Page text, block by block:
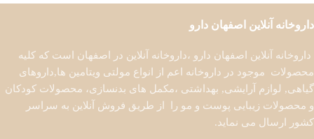
داروخانه آنلاین اصفهان دارو
داروخانه آنلاین اصفهان دارو ،داروخانه آنلاین در اصفهان است که کلیه
محصولات موجود در داروخانه اعم از انواع مولتی ویتامین ها,داروهای
گیاهی, لوازم آرایشی, بهداشتی ،مکمل های بدنسازی، محصولات کودکان
و محصولات زیبایی پوست و مو را از طریق فروش آنلاین به سراسر
کشور ارسال می نماید.